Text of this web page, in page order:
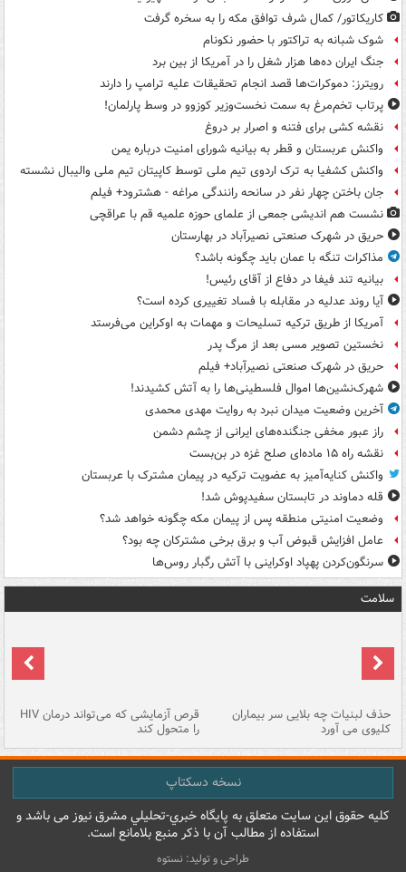
کاریکاتور/ کمال شرف توافق مکه را به سخره گرفت
شوک شبانه به تراکتور با حضور نکونام
جنگ ایران ده‌ها هزار شغل را در آمریکا از بین برد
رویترز: دموکرات‌ها قصد انجام تحقیقات علیه ترامپ را دارند
پرتاب تخم‌مرغ به سمت نخست‌وزیر کوزوو در وسط پارلمان!
نقشه کشی برای فتنه و اصرار بر دروغ
واکنش عربستان و قطر به بیانیه شورای امنیت درباره یمن
واکنش کشفیا به ترک اردوی تیم ملی توسط کاپیتان تیم ملی والیبال نشسته
جان باختن چهار نفر در سانحه رانندگی مراغه - هشترود+ فیلم
نشست هم اندیشی جمعی از علمای حوزه علمیه قم با عراقچی
حریق در شهرک صنعتی نصیرآباد در بهارستان
مذاکرات تنگه با عمان باید چگونه باشد؟
بیانیه تند فیفا در دفاع از آقای رئیس!
آیا روند عدلیه در مقابله با فساد تغییری کرده است؟
آمریکا از طریق ترکیه تسلیحات و مهمات به اوکراین می‌فرستد
نخستین تصویر مسی بعد از مرگ پدر
حریق در شهرک صنعتی نصیرآباد+ فیلم
شهرک‌نشین‌ها اموال فلسطینی‌ها را به آتش کشیدند!
آخرین وضعیت میدان نبرد به روایت مهدی محمدی
راز عبور مخفی جنگنده‌های ایرانی از چشم دشمن
نقشه راه ۱۵ ماده‌ای صلح غزه در بن‌بست
واکنش کنایه‌آمیز به عضویت ترکیه در پیمان مشترک با عربستان
قله دماوند در تابستان سفیدپوش شد!
وضعیت امنیتی منطقه پس از پیمان مکه چگونه خواهد شد؟
عامل افزایش قبوض آب و برق برخی مشترکان چه بود؟
سرنگون‌کردن پهپاد اوکراینی با آتش رگبار روس‌ها
سلامت
حذف لبنیات چه بلایی سر بیماران
کلیوی می آورد
قرص آزمایشی که می‌تواند درمان HIV
را متحول کند
نسخه دسکتاپ
کليه حقوق اين سايت متعلق به پایگاه خبري-تحليلي مشرق نيوز می باشد و
استفاده از مطالب آن با ذکر منبع بلامانع است.
طراحی و تولید: نستوه